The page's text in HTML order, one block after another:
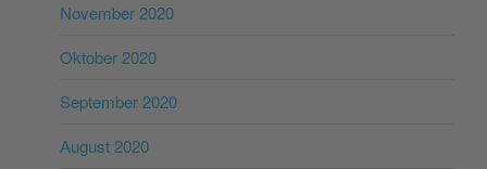
November 2020
Oktober 2020
September 2020
August 2020